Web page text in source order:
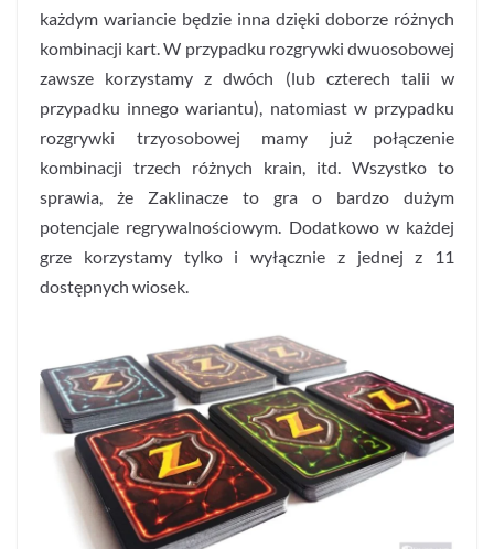
każdym wariancie będzie inna dzięki doborze różnych
kombinacji kart. W przypadku rozgrywki dwuosobowej
zawsze korzystamy z dwóch (lub czterech talii w
przypadku innego wariantu), natomiast w przypadku
rozgrywki trzyosobowej mamy już połączenie
kombinacji trzech różnych krain, itd. Wszystko to
sprawia, że Zaklinacze to gra o bardzo dużym
potencjale regrywalnościowym. Dodatkowo w każdej
grze korzystamy tylko i wyłącznie z jednej z 11
dostępnych wiosek.